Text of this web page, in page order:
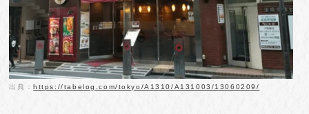
出典：https://tabelog.com/tokyo/A1310/A131003/13060209/